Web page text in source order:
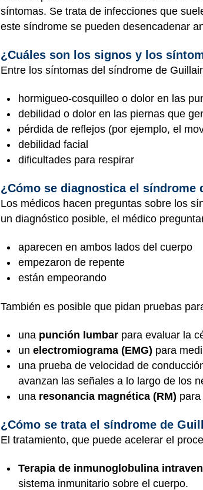
síntomas. Se trata de infecciones que
este síndrome se pueden desencadenar
¿Cuáles son los signos y los
Entre los síntomas del síndrome de
hormigueo-cosquilleo o dolor en las
debilidad o dolor en las piernas que
pérdida de reflejos (por ejemplo, el
debilidad facial
dificultades para respirar
¿Cómo se diagnostica el síndrome
Los médicos hacen preguntas sobre los
un diagnóstico posible, el médico
aparecen en ambos lados del cuerpo
empezaron de repente
están empeorando
También es posible que pidan pruebas
una punción lumbar para evaluar la
un electromiograma (EMG) para
una prueba de velocidad de
avanzan las señales a lo largo de los
una resonancia magnética (RM)
¿Cómo se trata el síndrome de
El tratamiento, que puede acelerar el
Terapia de inmunoglobulina
sistema inmunitario sobre el cuerpo.